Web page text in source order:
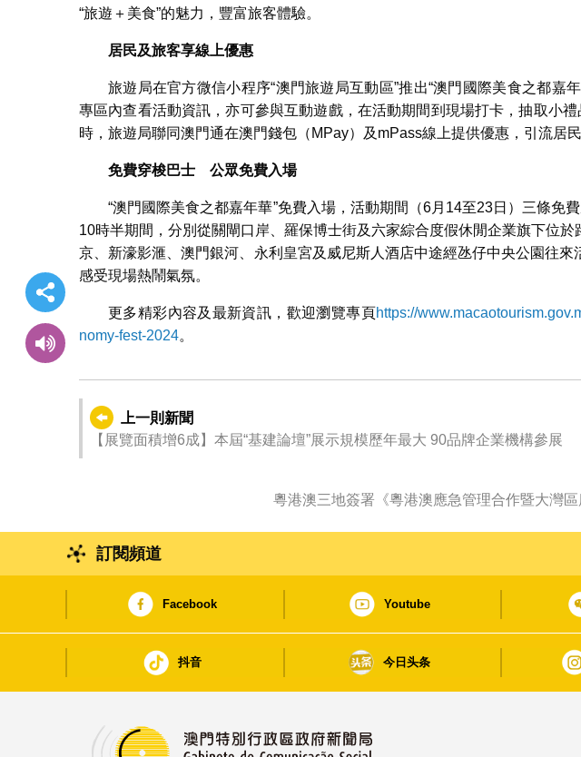
“旅遊＋美食”的魅力，豐富旅客體驗。
居民及旅客享線上優惠
旅遊局在官方微信小程序“澳門旅遊局互動區”推出“澳門國際美食之都嘉
專區內查看活動資訊，亦可參與互動遊戲，在活動期間到現場打卡，抽取小
時，旅遊局聯同澳門通在澳門錢包（MPay）及mPass線上提供優惠，引流居
免費穿梭巴士 公眾免費入場
“澳門國際美食之都嘉年華”免費入場，活動期間（6月14至23日）三條免
10時半期間，分別從關閘口岸、羅保博士街及六家綜合度假休閒企業旗下位
京、新濠影滙、澳門銀河、永利皇宮及威尼斯人酒店中途經氹仔中央公園往
感受現場熱鬧氣氛。
更多精彩內容及最新資訊，歡迎瀏覽專頁 https://
nomy-fest-2024。
上一則新聞
【展覽面積增6成】本屆“基建論壇”展示規模歷年最大 90品牌企業機構參展
粵港澳三地簽署《粵港澳應急管理合作暨大灣區
訂閱頻道
Facebook Youtube
抖音 今日头条